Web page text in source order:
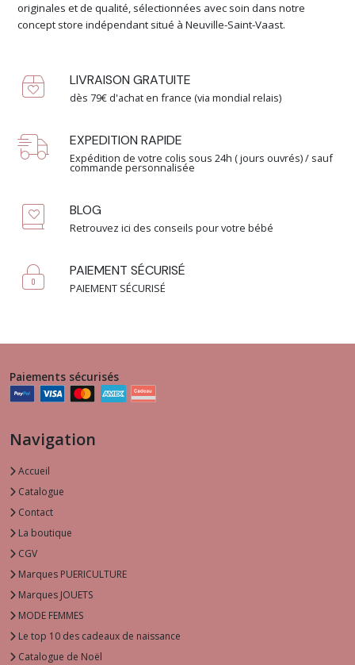
originales et de qualité, sélectionnées avec soin dans notre
concept store indépendant situé à Neuville-Saint-Vaast.
LIVRAISON GRATUITE
dès 79€ d'achat en france (via mondial relais)
EXPEDITION RAPIDE
Expédition de votre colis sous 24h ( jours ouvrés) / sauf
commande personnalisée
BLOG
Retrouvez ici des conseils pour votre bébé
PAIEMENT SÉCURISÉ
PAIEMENT SÉCURISÉ
Paiements sécurisés
Navigation
Accueil
Catalogue
Contact
La boutique
CGV
Marques PUERICULTURE
Marques JOUETS
MODE FEMMES
Le top 10 des cadeaux de naissance
Catalogue de Noël